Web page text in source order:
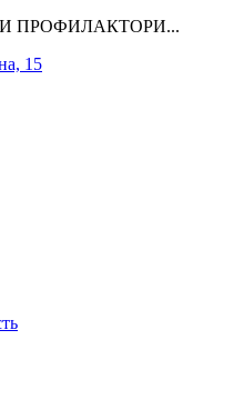
ПРОФИЛАКТОРИ...
15